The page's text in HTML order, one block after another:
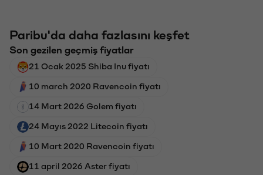
Paribu'da daha fazlasını keşfet
Son gezilen geçmiş fiyatlar
21 Ocak 2025 Shiba Inu fiyatı
10 march 2020 Ravencoin fiyatı
14 Mart 2026 Golem fiyatı
24 Mayıs 2022 Litecoin fiyatı
10 Mart 2020 Ravencoin fiyatı
11 april 2026 Aster fiyatı